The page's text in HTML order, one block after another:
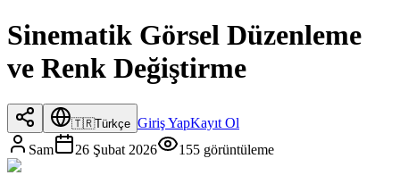
Sinematik Görsel Düzenleme
ve Renk Değiştirme
🇹🇷Türkçe Giriş YapKayıt Ol
Sam
26 Şubat 2026 155 görüntüleme